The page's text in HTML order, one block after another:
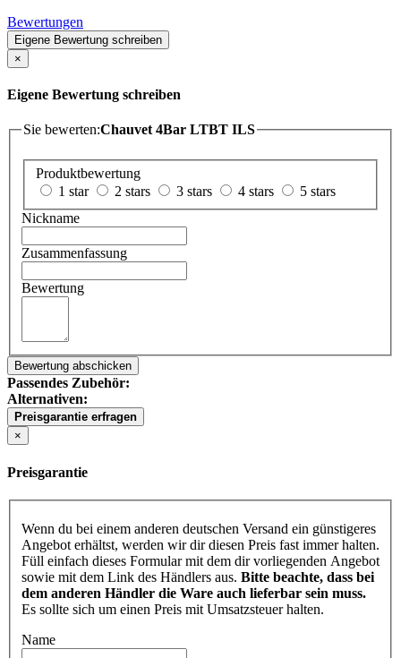
Bewertungen
Eigene Bewertung schreiben
×
Eigene Bewertung schreiben
Sie bewerten:Chauvet 4Bar LTBT ILS
Produktbewertung
1 star
2 stars 3 stars 4 stars
5 stars
Nickname
Zusammenfassung
Bewertung
Bewertung abschicken
Passendes Zubehör:
Alternativen:
Preisgarantie erfragen
×
Preisgarantie
Wenn du bei einem anderen deutschen Versand ein günstigeres
Angebot erhältst, werden wir dir diesen Preis fast immer halten.
Füll einfach dieses Formular mit dem dir vorliegenden Angebot
sowie mit dem Link des Händlers aus. Bitte beachte, dass bei
dem anderen Händler die Ware auch lieferbar sein muss.
Es sollte sich um einen Preis mit Umsatzsteuer halten.
Name